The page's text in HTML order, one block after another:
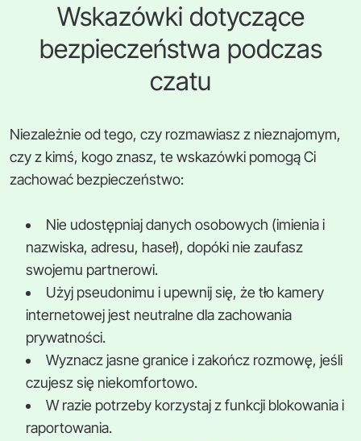
Wskazówki dotyczące
bezpieczeństwa podczas
czatu
Niezależnie od tego, czy rozmawiasz z nieznajomym,
czy z kimś, kogo znasz, te wskazówki pomogą Ci
zachować bezpieczeństwo:
Nie udostępniaj danych osobowych (imienia i
nazwiska, adresu, haseł), dopóki nie zaufasz
swojemu partnerowi.
Użyj pseudonimu i upewnij się, że tło kamery
internetowej jest neutralne dla zachowania
prywatności.
Wyznacz jasne granice i zakończ rozmowę, jeśli
czujesz się niekomfortowo.
W razie potrzeby korzystaj z funkcji blokowania i
raportowania.